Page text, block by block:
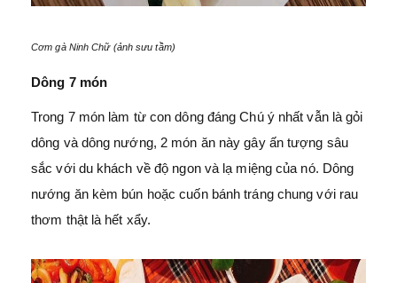
Cơm gà Ninh Chữ (ảnh sưu tầm)
Dông 7 món
Trong 7 món làm từ con dông đáng Chú ý nhất vẫn là gỏi
dông và dông nướng, 2 món ăn này gây ấn tượng sâu
sắc với du khách về độ ngon và lạ miệng của nó. Dông
nướng ăn kèm bún hoặc cuốn bánh tráng chung với rau
thơm thật là hết xẩy.